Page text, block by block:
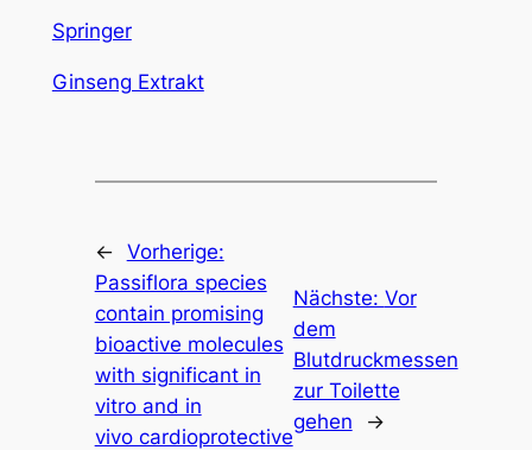
Springer
Ginseng Extrakt
← Vorherige:
Passiflora species
contain promising
bioactive molecules
with significant in
vitro and in
vivo cardioprotective
Nächste: Vor
dem
Blutdruckmessen
zur Toilette
gehen
→